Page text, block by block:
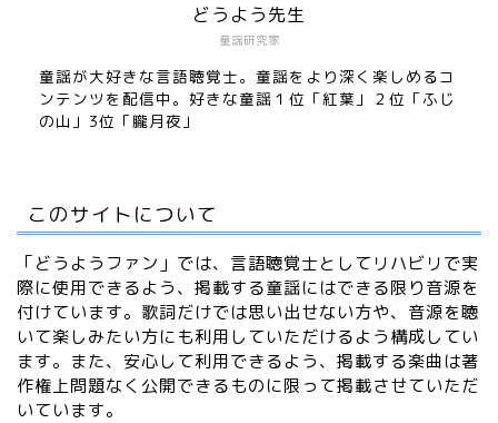
童謡研究家
どうよう先生
童謡が大好きな言語聴覚士。童謡をより深く楽しめるコ
ンテンツを配信中。好きな童謡１位「紅葉」２位「ふじ
の山」3位「朧月夜」
このサイトについて
「どうようファン」では、言語聴覚士としてリハビリで実
際に使用できるよう、掲載する童謡にはできる限り音源を
付けています。歌詞だけでは思い出せない方や、音源を聴
いて楽しみたい方にも利用していただけるよう構成してい
ます。また、安心して利用できるよう、掲載する楽曲は著
作権上問題なく公開できるものに限って掲載させていただ
いています。